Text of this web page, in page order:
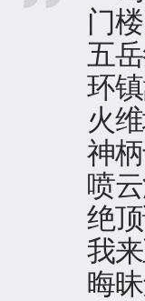
门楼
五
环镇
火
神柄
喷
绝
我
晦昧